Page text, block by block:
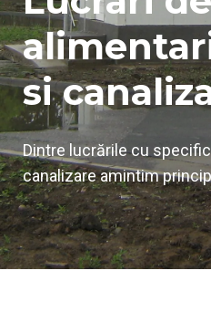
si
Dintre lucrările cu
canalizare amintim